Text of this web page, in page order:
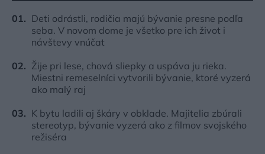
Deti odrástli, rodičia majú bývanie presne podľa
seba. V novom dome je všetko pre ich život i
návštevy vnúčat
Žije pri lese, chová sliepky a uspáva ju rieka.
Miestni remeselníci vytvorili bývanie, ktoré vyzerá
ako malý raj
K bytu ladili aj škáry v obklade. Majitelia zbúrali
stereotyp, bývanie vyzerá ako z filmov svojského
režiséra